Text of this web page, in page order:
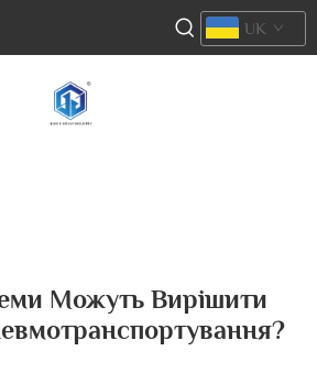
UK
Можуть Вирішити